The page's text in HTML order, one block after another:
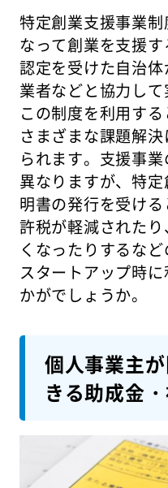
特定創業支援事業
なって創業を支援
認定を受けた自治
業者などと協力して
この制度を利用す
さまざまな課題解
られます。支援事
異なりますが、特
明書の発行を受け
許税が軽減された
くなったりするなど
スタートアップ時
かがでしょうか。
個人事業主
きる助成金